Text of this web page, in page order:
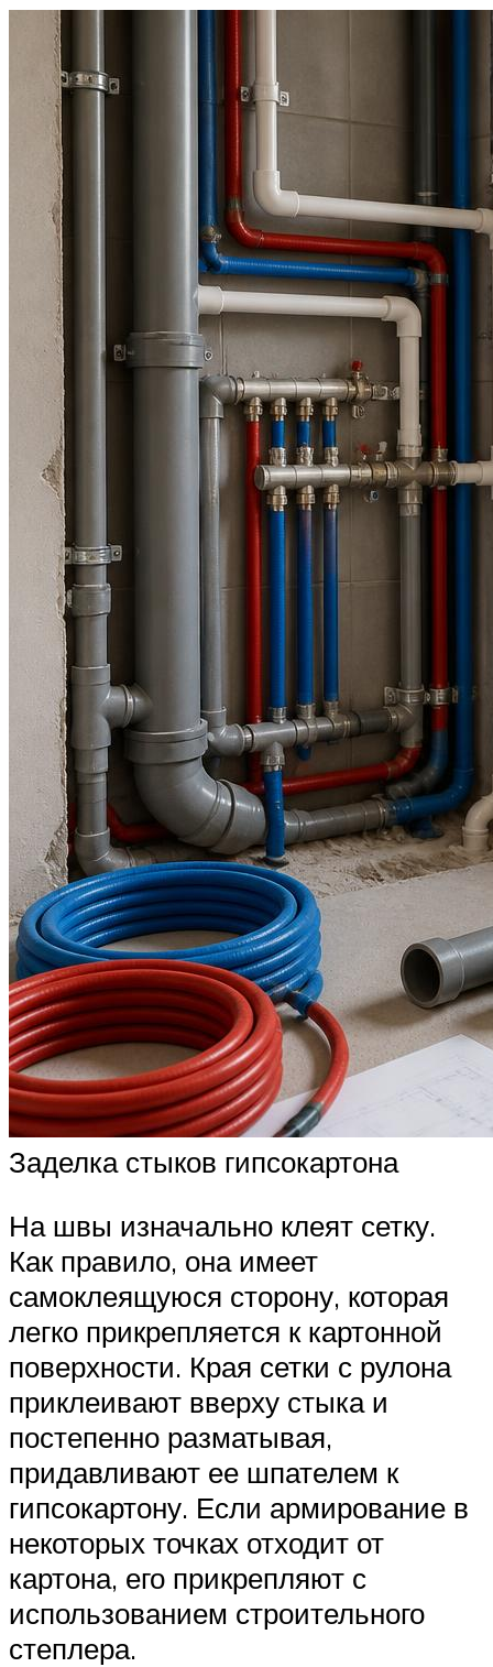
Заделка стыков гипсокартона
На швы изначально клеят сетку.
Как правило, она имеет
самоклеящуюся сторону, которая
легко прикрепляется к картонной
поверхности. Края сетки с рулона
приклеивают вверху стыка и
постепенно разматывая,
придавливают ее шпателем к
гипсокартону. Если армирование в
некоторых точках отходит от
картона, его прикрепляют с
использованием строительного
степлера.